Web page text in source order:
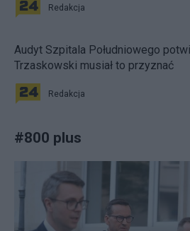
Redakcja
Audyt Szpitala Południowego
Trzaskowski musiał to przyznać
Redakcja
#800 plus